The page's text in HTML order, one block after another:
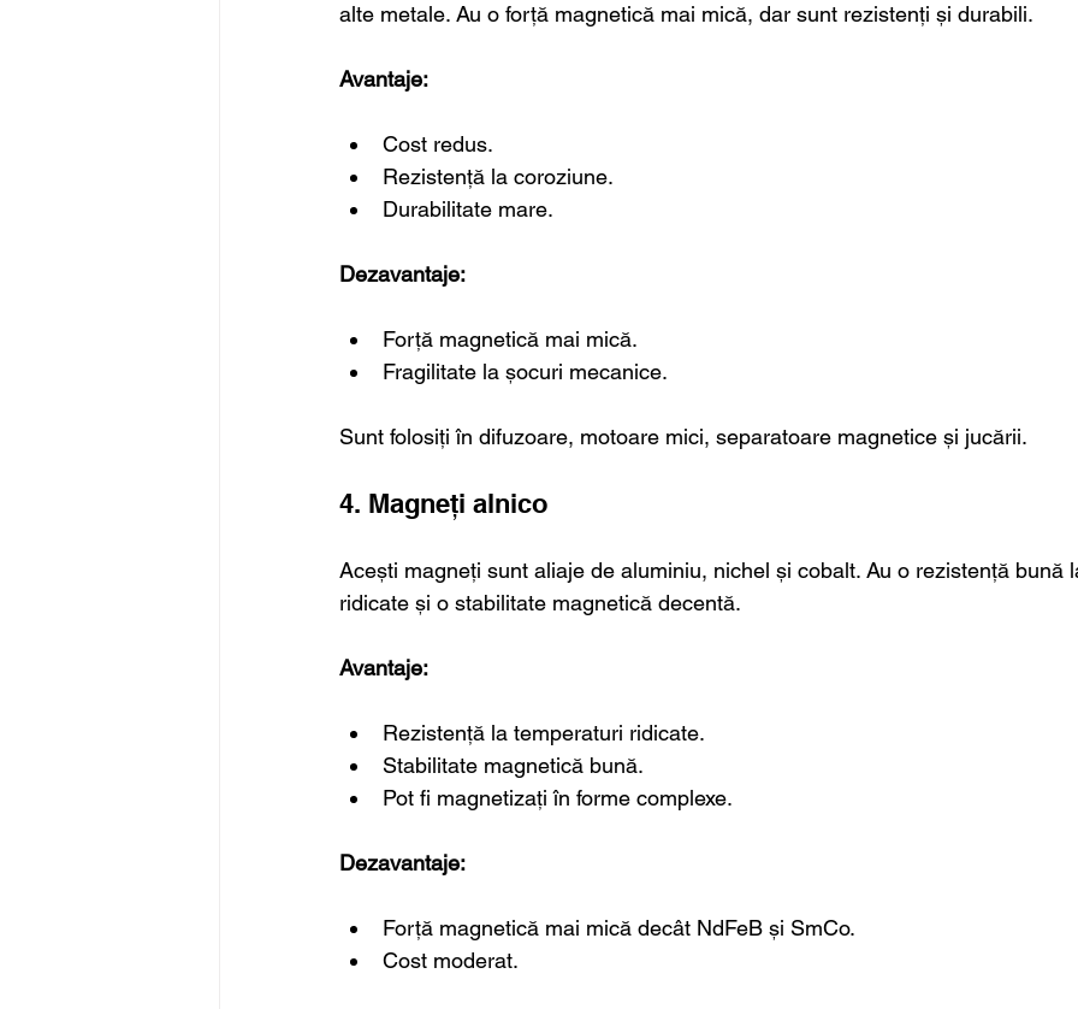
alte metale. Au o forță magnetică mai mică, dar sunt rezistenți și durabili.
Avantaje:
Cost redus.
Rezistență la coroziune.
Durabilitate mare.
Dezavantaje:
Forță magnetică mai mică.
Fragilitate la șocuri mecanice.
Sunt folosiți în difuzoare, motoare mici, separatoare magnetice și jucării.
4. Magneți alnico
Acești magneți sunt aliaje de aluminiu, nichel și cobalt. Au o rezistență bună
ridicate și o stabilitate magnetică decentă.
Avantaje:
Rezistență la temperaturi ridicate.
Stabilitate magnetică bună.
Pot fi magnetizați în forme complexe.
Dezavantaje:
Forță magnetică mai mică decât NdFeB și SmCo.
Cost moderat.